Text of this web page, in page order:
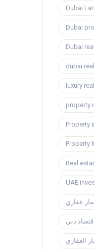
Dubai
Dubai
Dubai
dubai
luxury
property
Property
Property
Real
UAE
عقاري
اقتصاد دبي
العقاري